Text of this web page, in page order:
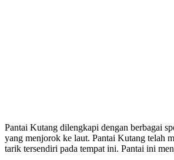
Pantai Kutang dilengkapi dengan berbagai
yang menjorok ke laut. Pantai Kutang telah
tarik tersendiri pada tempat ini. Pantai ini